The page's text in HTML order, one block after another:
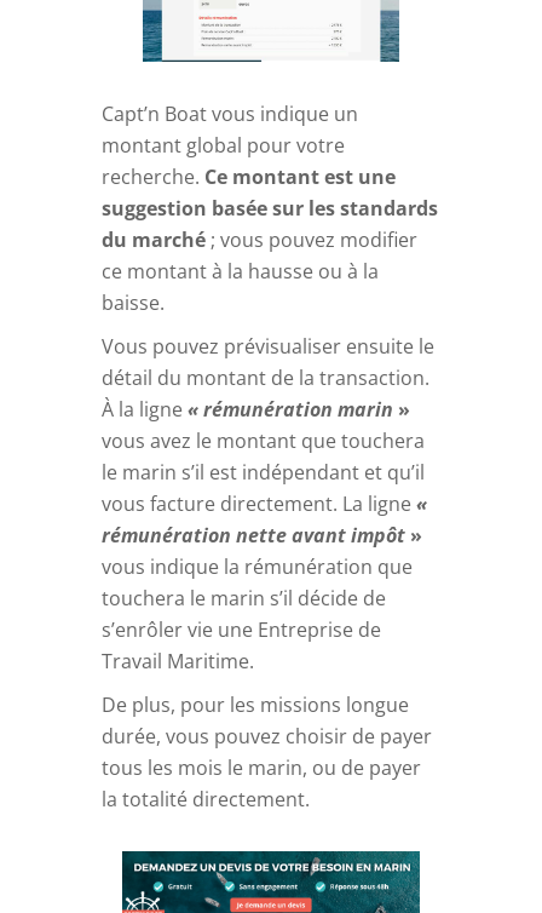
Capt’n Boat vous indique un
montant global pour votre
recherche. Ce montant est une
suggestion basée sur les standards
du marché ; vous pouvez modifier
ce montant à la hausse ou à la
baisse.
Vous pouvez prévisualiser ensuite le
détail du montant de la transaction.
À la ligne« rémunération marin »
vous avez le montant que touchera
le marin s’il est indépendant et qu’il
vous facture directement. La ligne«
rémunération nette avant impôt »
vous indique la rémunération que
touchera le marin s’il décide de
s’enrôler vie une Entreprise de
Travail Maritime.
De plus, pour les missions longue
durée, vous pouvez choisir de payer
tous les mois le marin, ou de payer
la totalité directement.